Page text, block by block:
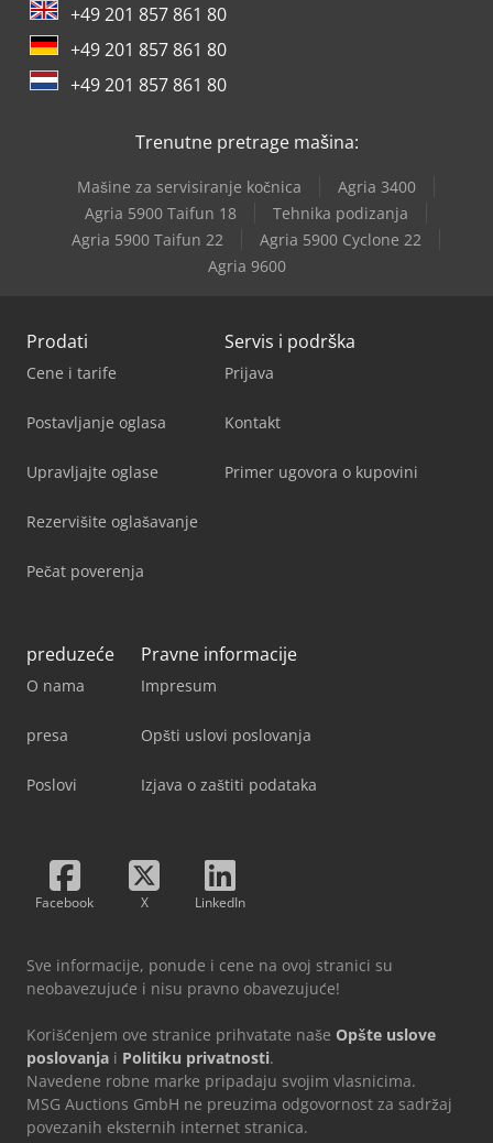
+49 201 857 861 80
+49 201 857 861 80
+49 201 857 861 80
Trenutne pretrage mašina:
Mašine za servisiranje kočnica
Agria 3400
Agria 5900 Taifun 18
Tehnika podizanja
Agria 5900 Taifun 22
Agria 5900 Cyclone 22
Agria 9600
Prodati
Cene i tarife
Postavljanje oglasa
Upravljajte oglase
Rezervišite oglašavanje
Pečat poverenja
Servis i podrška
Prijava
Kontakt
Primer ugovora o kupovini
preduzeće
O nama
presa
Poslovi
Pravne informacije
Impresum
Opšti uslovi poslovanja
Izjava o zaštiti podataka
Facebook X LinkedIn
Sve informacije, ponude i cene na ovoj stranici su
neobavezujuće i nisu pravno obavezujuće!
Korišćenjem ove stranice prihvatate naše Opšte uslove
poslovanja i Politiku privatnosti.
Navedene robne marke pripadaju svojim vlasnicima.
MSG Auctions GmbH ne preuzima odgovornost za sadržaj
povezanih eksternih internet stranica.